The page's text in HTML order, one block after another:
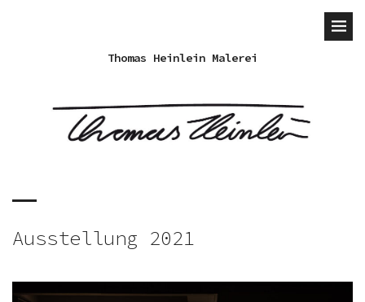
Thomas Heinlein Malerei
Ausstellung 2021